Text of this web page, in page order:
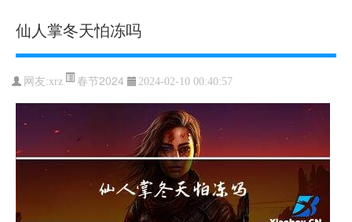
仙人掌冬天怕冻吗
网友:xrz 春节2024 2024-02-10 00:40:57